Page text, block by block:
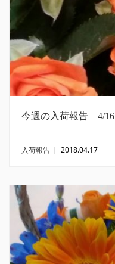
今週の入荷報告 4/16
入荷報告 | 2018.04.17